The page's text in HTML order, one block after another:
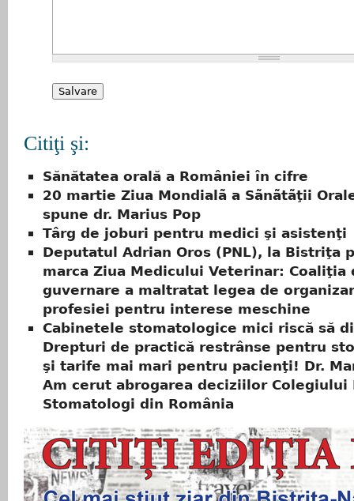
Citiţi şi:
Sănătatea orală a României în cifre
20 martie Ziua Mondialã a Sãnãtãţii
spune dr. Marius Pop
Târg de joburi pentru medici şi asistenţi
Deputatul Adrian Oros (PNL), la Bistriţa
marca Ziua Medicului Veterinar: Coaliţia
guvernare a maltratat legea de
profesiei pentru interese meschine
Cabinetele stomatologice mici riscă să
Drepturi de practică restrânse pentru
şi tarife mai mari pentru pacienţi! Dr.
Am cerut abrogarea deciziilor Colegiului
Stomatologi din România